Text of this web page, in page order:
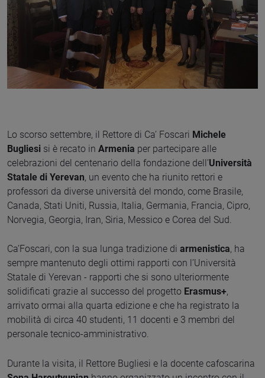
Lo scorso settembre, il Rettore di Ca’ Foscari Michele
Bugliesi si è recato in Armenia per partecipare alle
celebrazioni del centenario della fondazione dell’Università
Statale di Yerevan, un evento che ha riunito rettori e
professori da diverse università del mondo, come Brasile,
Canada, Stati Uniti, Russia, Italia, Germania, Francia, Cipro,
Norvegia, Georgia, Iran, Siria, Messico e Corea del Sud.
Ca’Foscari, con la sua lunga tradizione di armenistica, ha
sempre mantenuto degli ottimi rapporti con l’Università
Statale di Yerevan - rapporti che si sono ulteriormente
solidificati grazie al successo del progetto Erasmus+,
arrivato ormai alla quarta edizione e che ha registrato la
mobilità di circa 40 studenti, 11 docenti e 3 membri del
personale tecnico-amministrativo.
Durante la visita, il Rettore Bugliesi e la docente cafoscarina